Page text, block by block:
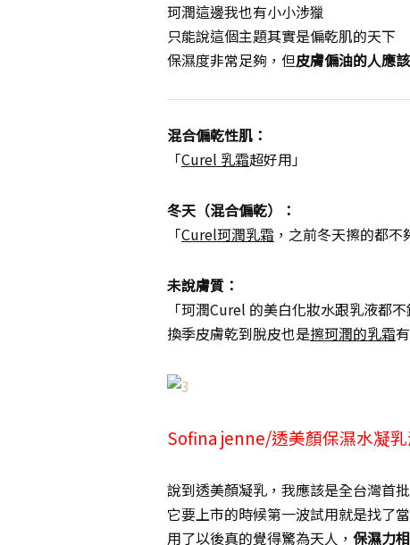
珂潤這邊我也有小小涉獵
只能說這個主題其實是偏乾肌的天下
保濕度非常足夠，但皮膚偏油的人應
混合偏乾性肌：
「Curel 乳霜超好用」
冬天（混合偏乾）：
「Curel珂潤乳霜 ，之前冬天擦的都
未說膚質：
「珂潤Curel 的美白化妝水跟乳液都
換季皮膚乾到脫皮也是擦珂潤的乳霜
Sofina jenne/透美顏保濕水凝乳
說到透美顏凝乳，我應該是全台灣首
它要上市的時候第一波試用就是找了
用了以後真的覺得驚為天人， 保濕力